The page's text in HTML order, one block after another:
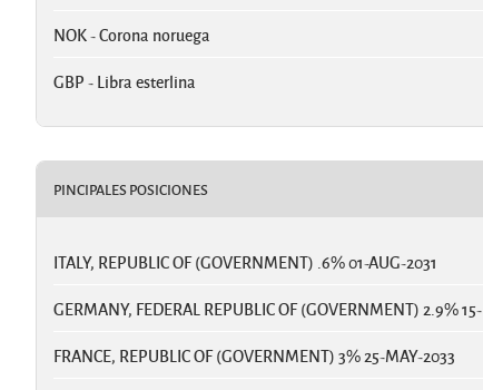
NOK - Corona noruega
GBP - Libra esterlina
PINCIPALES POSICIONES
ITALY, REPUBLIC OF (GOVERNMENT) .6% 01-AUG-2031
GERMANY, FEDERAL REPUBLIC OF (GOVERNMENT) 2.9% 15-
FRANCE, REPUBLIC OF (GOVERNMENT) 3% 25-MAY-2033